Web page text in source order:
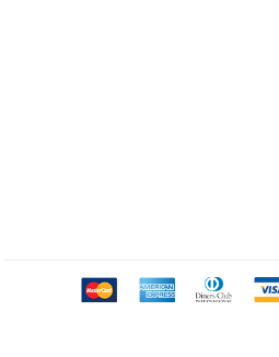
visa
diners
ae
mc